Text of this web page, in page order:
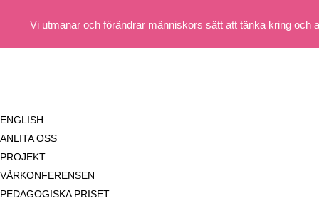
Vi utmanar och förändrar människors sätt att tänka kring och
ENGLISH
ANLITA OSS
PROJEKT
VÅRKONFERENSEN
PEDAGOGISKA PRISET